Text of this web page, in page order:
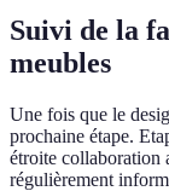
Suivi de la
meubles
Une fois que le
prochaine étape.
étroite collaboration
régulièrement